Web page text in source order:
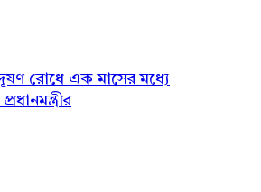
রোধে এক মাসের মধ্যে